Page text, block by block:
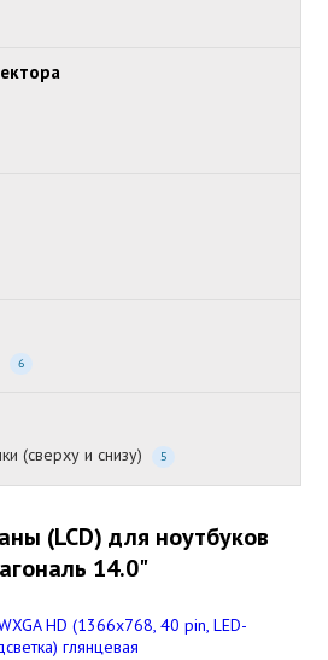
6
(сверху и снизу) 5
(LCD) для ноутбуков
14.0"